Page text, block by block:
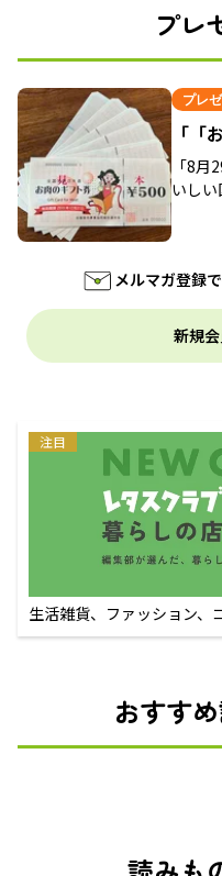
プレ
プレ
「「
「8
いしい
メルマガ登録
新規
注目
生活雑貨、ファッション
えるECサイト
おすす